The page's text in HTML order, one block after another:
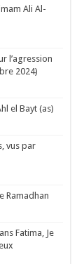
Ali Al-
l’agression
2024)
el Bayt (as)
vus par
Ramadhan
Fatima, Je